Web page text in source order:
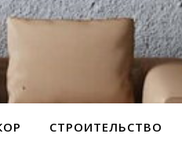
СТРОИТЕЛЬСТВО